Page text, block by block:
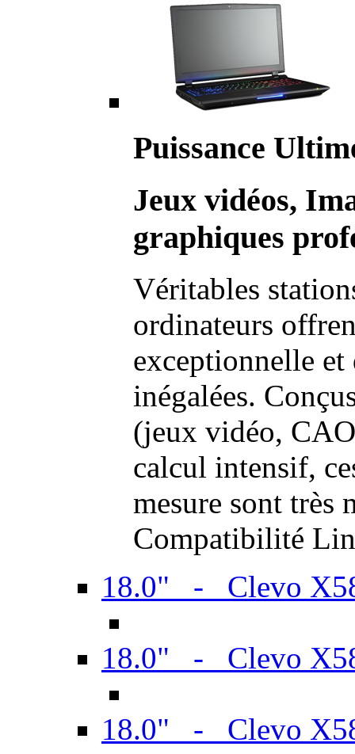
Puissance
Jeux vidéos,
graphiques
Véritables
ordinateurs
exceptionnelle et
inégalées.
(jeux vidéo,
calcul intensif,
mesure sont très
Compatibilité
18.0" - Clevo
18.0" - Clevo
18.0" - Clevo